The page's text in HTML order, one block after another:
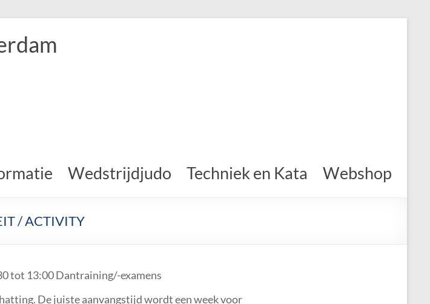
Wedstrijdjudo Techniek en Kata Webshop
/ ACTIVITY
tot 13:00 Dantraining/-examens
De juiste aanvangstijd wordt een week voor